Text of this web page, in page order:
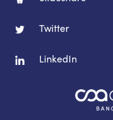
Twitter
LinkedIn